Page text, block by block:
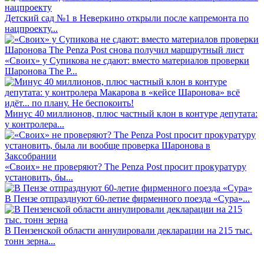
Детский сад №1 в Неверкино открыли после капремонта по
нацпроекту...
«Своих» у Супикова не сдают: вместо материалов проверки
Шаронова The P...
Минус 40 миллионов, плюс частный клон в контуре депутата:
у контролера...
«Своих» не проверяют? The Penza Post просит прокуратуру
установить, бы...
В Пензе отпразднуют 60-летие фирменного поезда «Сура»...
В Пензенской области аннулировали декларации на 215 тыс.
тонн зерна...